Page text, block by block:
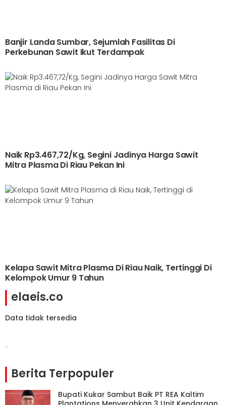
Banjir Landa Sumbar, Sejumlah Fasilitas Di
Perkebunan Sawit Ikut Terdampak
Naik Rp3.467,72/Kg, Segini Jadinya Harga Sawit
Mitra Plasma Di Riau Pekan Ini
Kelapa Sawit Mitra Plasma Di Riau Naik, Tertinggi Di
Kelompok Umur 9 Tahun
elaeis.co
Data tidak tersedia
-
Berita Terpopuler
Bupati Kukar Sambut Baik PT REA Kaltim